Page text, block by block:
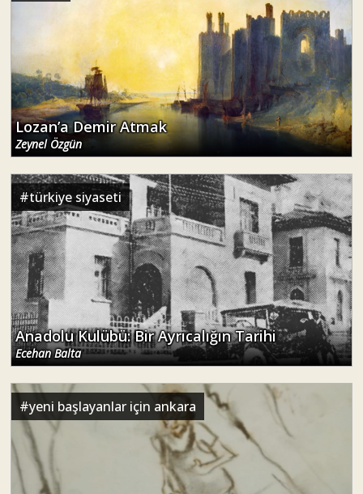
Lozan’a Demir Atmak
Zeynel Özgün
#türkiye siyaseti
Anadolu Kulübü: Bir Ayrıcalığın Tarihi
Ecehan Balta
#yeni başlayanlar için ankara